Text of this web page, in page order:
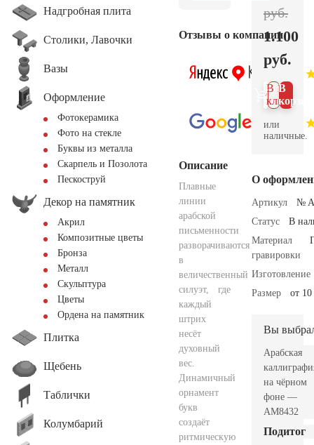
Надгробная плита
Столики, Лавочки
Вазы
Оформление
Фотокерамика
Фото на стекле
Буквы из металла
Скарпель и Позолота
Пескоструй
Декор на памятник
Акрил
Композитные цветы
Бронза
Металл
Скульптура
Цветы
Ордена на памятник
Плитка
Щебень
Таблички
Колумбарий
Отзывы о компании
Описание
Плавные
линии
арабской
письменности
разворачиваются
в
величественный
силуэт, где
каждый
штрих
несёт
духовный
вес.
Динамичный
орнамент
букв
создаёт
ритмическую
руб.
1.100
руб.
В
В 1
клик
или
наличные.
О
Артикул
№
Статус
В
Материал
гравировки
Изготовление
Размер
от
Вы
Арабская
на чёрном
фоне —
AM8432
Подитог